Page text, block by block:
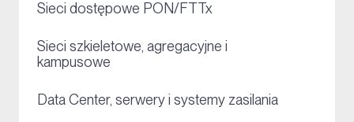
Sieci dostępowe PON/FTTx
Sieci szkieletowe, agregacyjne i
kampusowe
Data Center, serwery i systemy zasilania